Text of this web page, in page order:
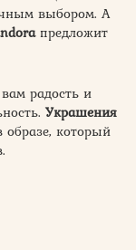
выбором. А
предложит
радость и
Украшения
который